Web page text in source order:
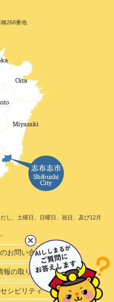
268番地
し、土曜日、日曜日、祝日、及び12月
お問い合わせ
報の取り扱い
シビリティ